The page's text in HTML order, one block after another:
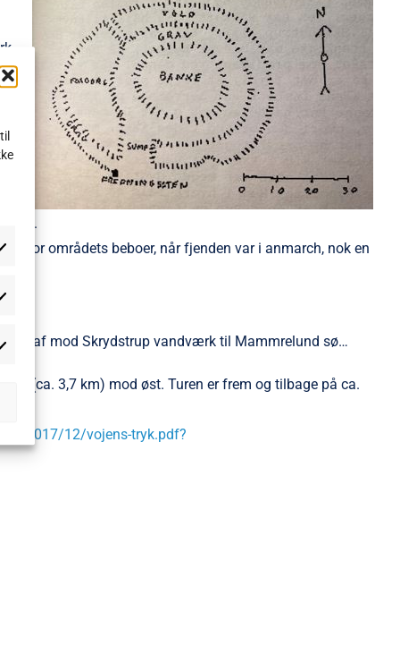
for områdets beboer, når fjenden var i anmarch, nok en
drej af mod Skrydstrup vandværk til Mammrelund sø…
(ca. 3,7 km) mod øst. Turen er frem og tilbage på ca.
2017/12/vojens-tryk.pdf?